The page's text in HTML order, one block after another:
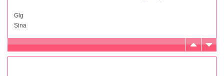
Glg
Sina